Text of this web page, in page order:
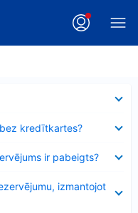
kredītkartes?
ir pabeigts?
izmantojot